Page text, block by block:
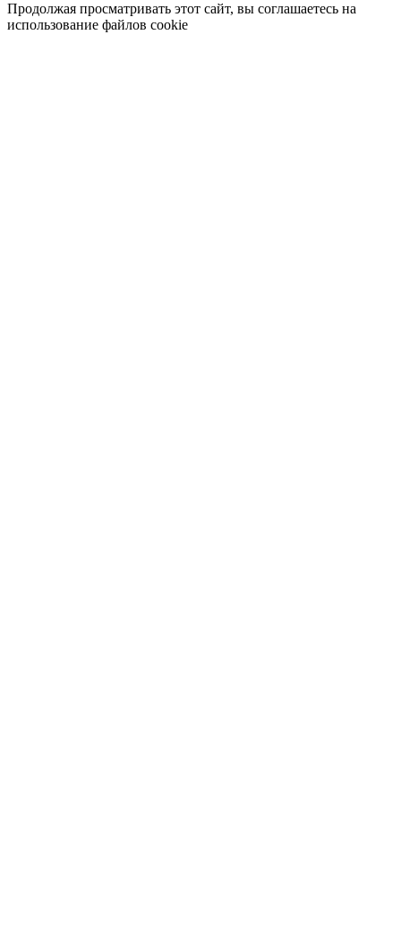
Продолжая просматривать этот сайт, вы соглашаетесь на
использование файлов cookie